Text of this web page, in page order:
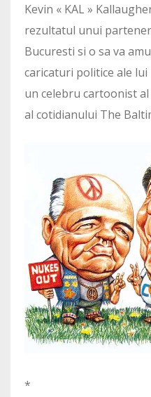
Kevin « KAL »
rezultatul unui
Bucuresti si o sa va
caricaturi politice ale lui
un celebru cartoonist
al cotidianului The
*